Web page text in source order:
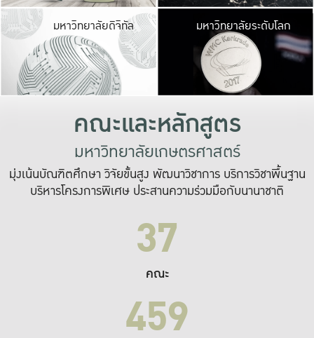
มหาวิทยาลัยดิจิทัล มหาวิ
เปลี่ยนแปลง แล
เพื่อทำง
ระบบสารสนเทศ
มหาวิทยาลัยระดับโลก
คณะและหลักสูตร
มหาวิทยาลัยเกษตรศาสตร์
มุ่งเน้นบัณฑิตศึกษา วิจัยขั้นสูง พัฒนาวิชาการ บริการวิชาพื้นฐาน
บริหารโครงการพิเศษ ประสานความร่วมมือกับนานาชาติ
37
คณะ
459